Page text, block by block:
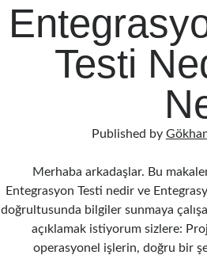
Testi
Published by
Merhaba arkadaşlar. Bu
Entegrasyon Testi nedir ve
doğrultusunda bilgiler sunmaya
açıklamak istiyorum sizlere:
operasyonel işlerin, doğru bir